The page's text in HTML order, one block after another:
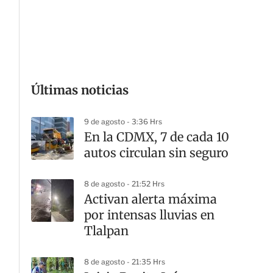
Últimas noticias
9 de agosto - 3:36 Hrs
En la CDMX, 7 de cada 10
autos circulan sin seguro
8 de agosto - 21:52 Hrs
Activan alerta máxima
por intensas lluvias en
Tlalpan
8 de agosto - 21:35 Hrs